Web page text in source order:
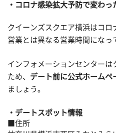
コロナ感染拡大予防で変わっ
クイーンズスクエア横浜はコロ
営業とは異なる営業時間になっ
インフォメーションセンターは
ため、 デート前に公式ホームペ
ましょう。
デートスポット情報
■住所